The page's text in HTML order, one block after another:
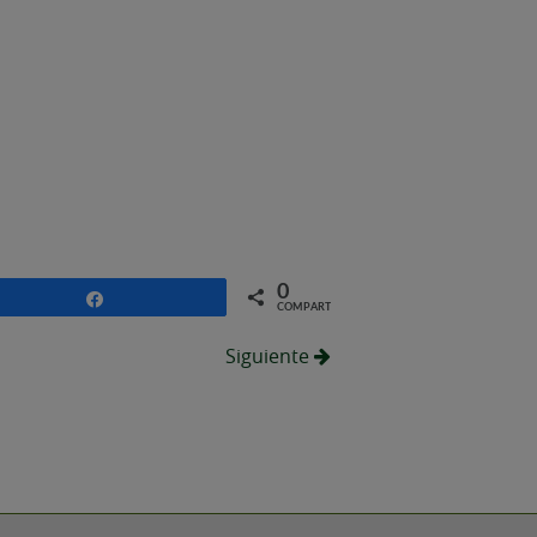
0
COMPARTIR
Siguiente